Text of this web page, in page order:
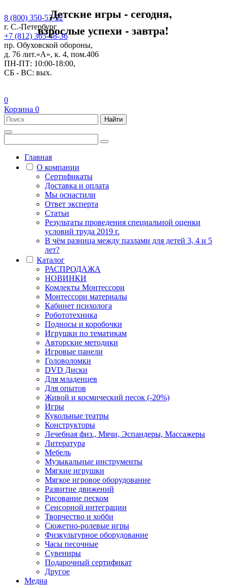
8 (800) 350-53-52
г. С.-Петербург
+7 (812) 365-48-36
пр. Обуховской обороны,
д. 76 лит.«А», к. 4, пом.406
ПН-ПТ: 10:00-18:00,
СБ - ВС: вых.
Детские игры - сегодня,
взрослые успехи - завтра!
0
Корзина 0
Найти
Главная
О компании
Сертификаты
Доставка и оплата
Мы оснастили
Ответ эксперта
Статьи
Результаты проведения специальной оценки
условий труда 2019 г.
В чём разница между пазлами для детей 3, 4 и 5
лет?
Каталог
РАСПРОДАЖА
НОВИНКИ
Комлекты Монтессори
Монтессори материалы
Кабинет психолога
Робототехника
Подносы и коробочки
Игрушки по тематикам
Авторские методики
Игровые панели
Головоломки
DVD Диски
Для младенцев
Для опытов
Живой и космический песок (-20%)
Игры
Кукольные театры
Конструкторы
Лечебная физ., Мячи, Эспандеры, Массажеры
Литература
Мебель
Музыкальные инструменты
Мягкие игрушки
Мягкое игровое оборудование
Развитие движений
Рисование песком
Сенсорной интеграции
Творчество и хобби
Сюжетно-ролевые игры
Физкультурное оборудование
Часы песочные
Сувениры
Подарочный сертификат
Другое
Медиа